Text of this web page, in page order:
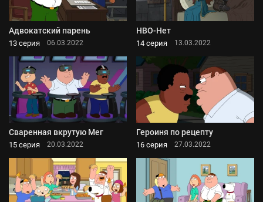
Адвокатский парень
13 серия 06.03.2022
HBO-Нет
14 серия 13.03.2022
Сваренная вкрутую Мег
15 серия 20.03.2022
Героиня по рецепту
16 серия 27.03.2022